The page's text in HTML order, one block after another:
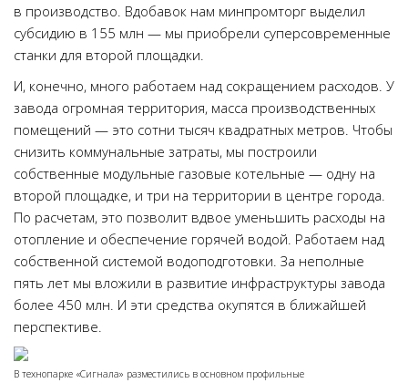
в производство. Вдобавок нам минпромторг выделил
субсидию в 155 млн — мы приобрели суперсовременные
станки для второй площадки.
И, конечно, много работаем над сокращением расходов. У
завода огромная территория, масса производственных
помещений — это сотни тысяч квадратных метров. Чтобы
снизить коммунальные затраты, мы построили
собственные модульные газовые котельные — одну на
второй площадке, и три на территории в центре города.
По расчетам, это позволит вдвое уменьшить расходы на
отопление и обеспечение горячей водой. Работаем над
собственной системой водоподготовки. За неполные
пять лет мы вложили в развитие инфраструктуры завода
более 450 млн. И эти средства окупятся в ближайшей
перспективе.
В технопарке «Сигнала» разместились в основном профильные